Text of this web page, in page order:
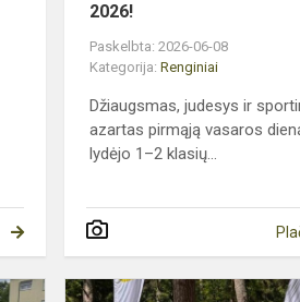
2026!
Paskelbta: 2026-06-08
Kategorija:Renginiai
Džiaugsmas, judesys ir
azartas pirmąją vasaros
lydėjo 1–2 klasių...
Finalinis